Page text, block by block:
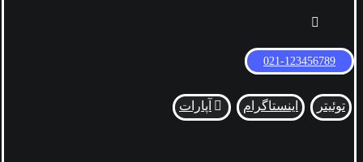
021-123456789
توئیتر اینستاگرام آپارات